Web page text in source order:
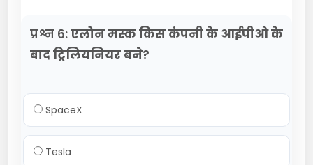
प्रश्न 6:एलोन मस्क किस कंपनी के आईपीओ के
बाद ट्रिलियनियर बने?
SpaceX
Tesla